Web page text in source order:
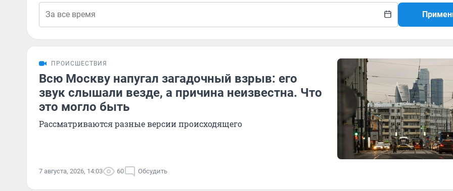
ПРОИСШЕСТВИЯ
Всю Москву напугал загадочный взрыв: его
звук слышали везде, а причина неизвестна. Что
это могло быть
Рассматриваются разные версии происходящего
7 августа, 2026, 14:03 60 Обсудить